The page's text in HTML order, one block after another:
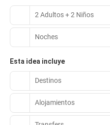
2 Adultos + 2 Niños
Noches
Esta idea incluye
Destinos
Alojamientos